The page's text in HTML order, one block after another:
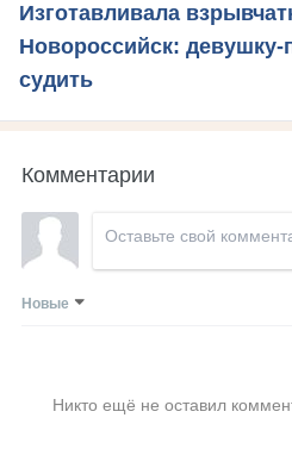
Изготавливала
Новороссийск: девушку-
судить
Комментарии
Новые
Никто ещё не оставил